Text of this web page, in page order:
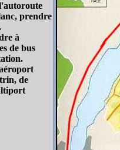
prendre
à
de bus
de